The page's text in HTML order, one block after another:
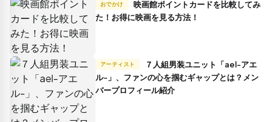
おでかけ
た！お得に映画を見る方法！
アーティスト
ル-」、ファンの心を掴むギャップとは？メン
バープロフィール紹介